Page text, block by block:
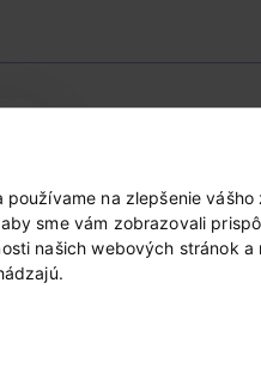
na zlepšenie
sme vám zobrazovali
našich webových stránok a